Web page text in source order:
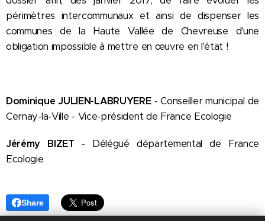
périmètres intercommunaux et ainsi de dispenser les
communes de la Haute Vallée de Chevreuse d'une
obligation impossible à mettre en œuvre en l'état !
Dominique JULIEN-LABRUYERE- Conseiller municipal de
Cernay-la-Ville - Vice-président de France Ecologie
Jérémy BIZET - Délégué départemental de France
Ecologie
Share